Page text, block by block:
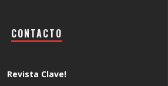
CONTACTO
Revista Clave!